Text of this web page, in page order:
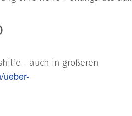
- auch in größeren
ueber-